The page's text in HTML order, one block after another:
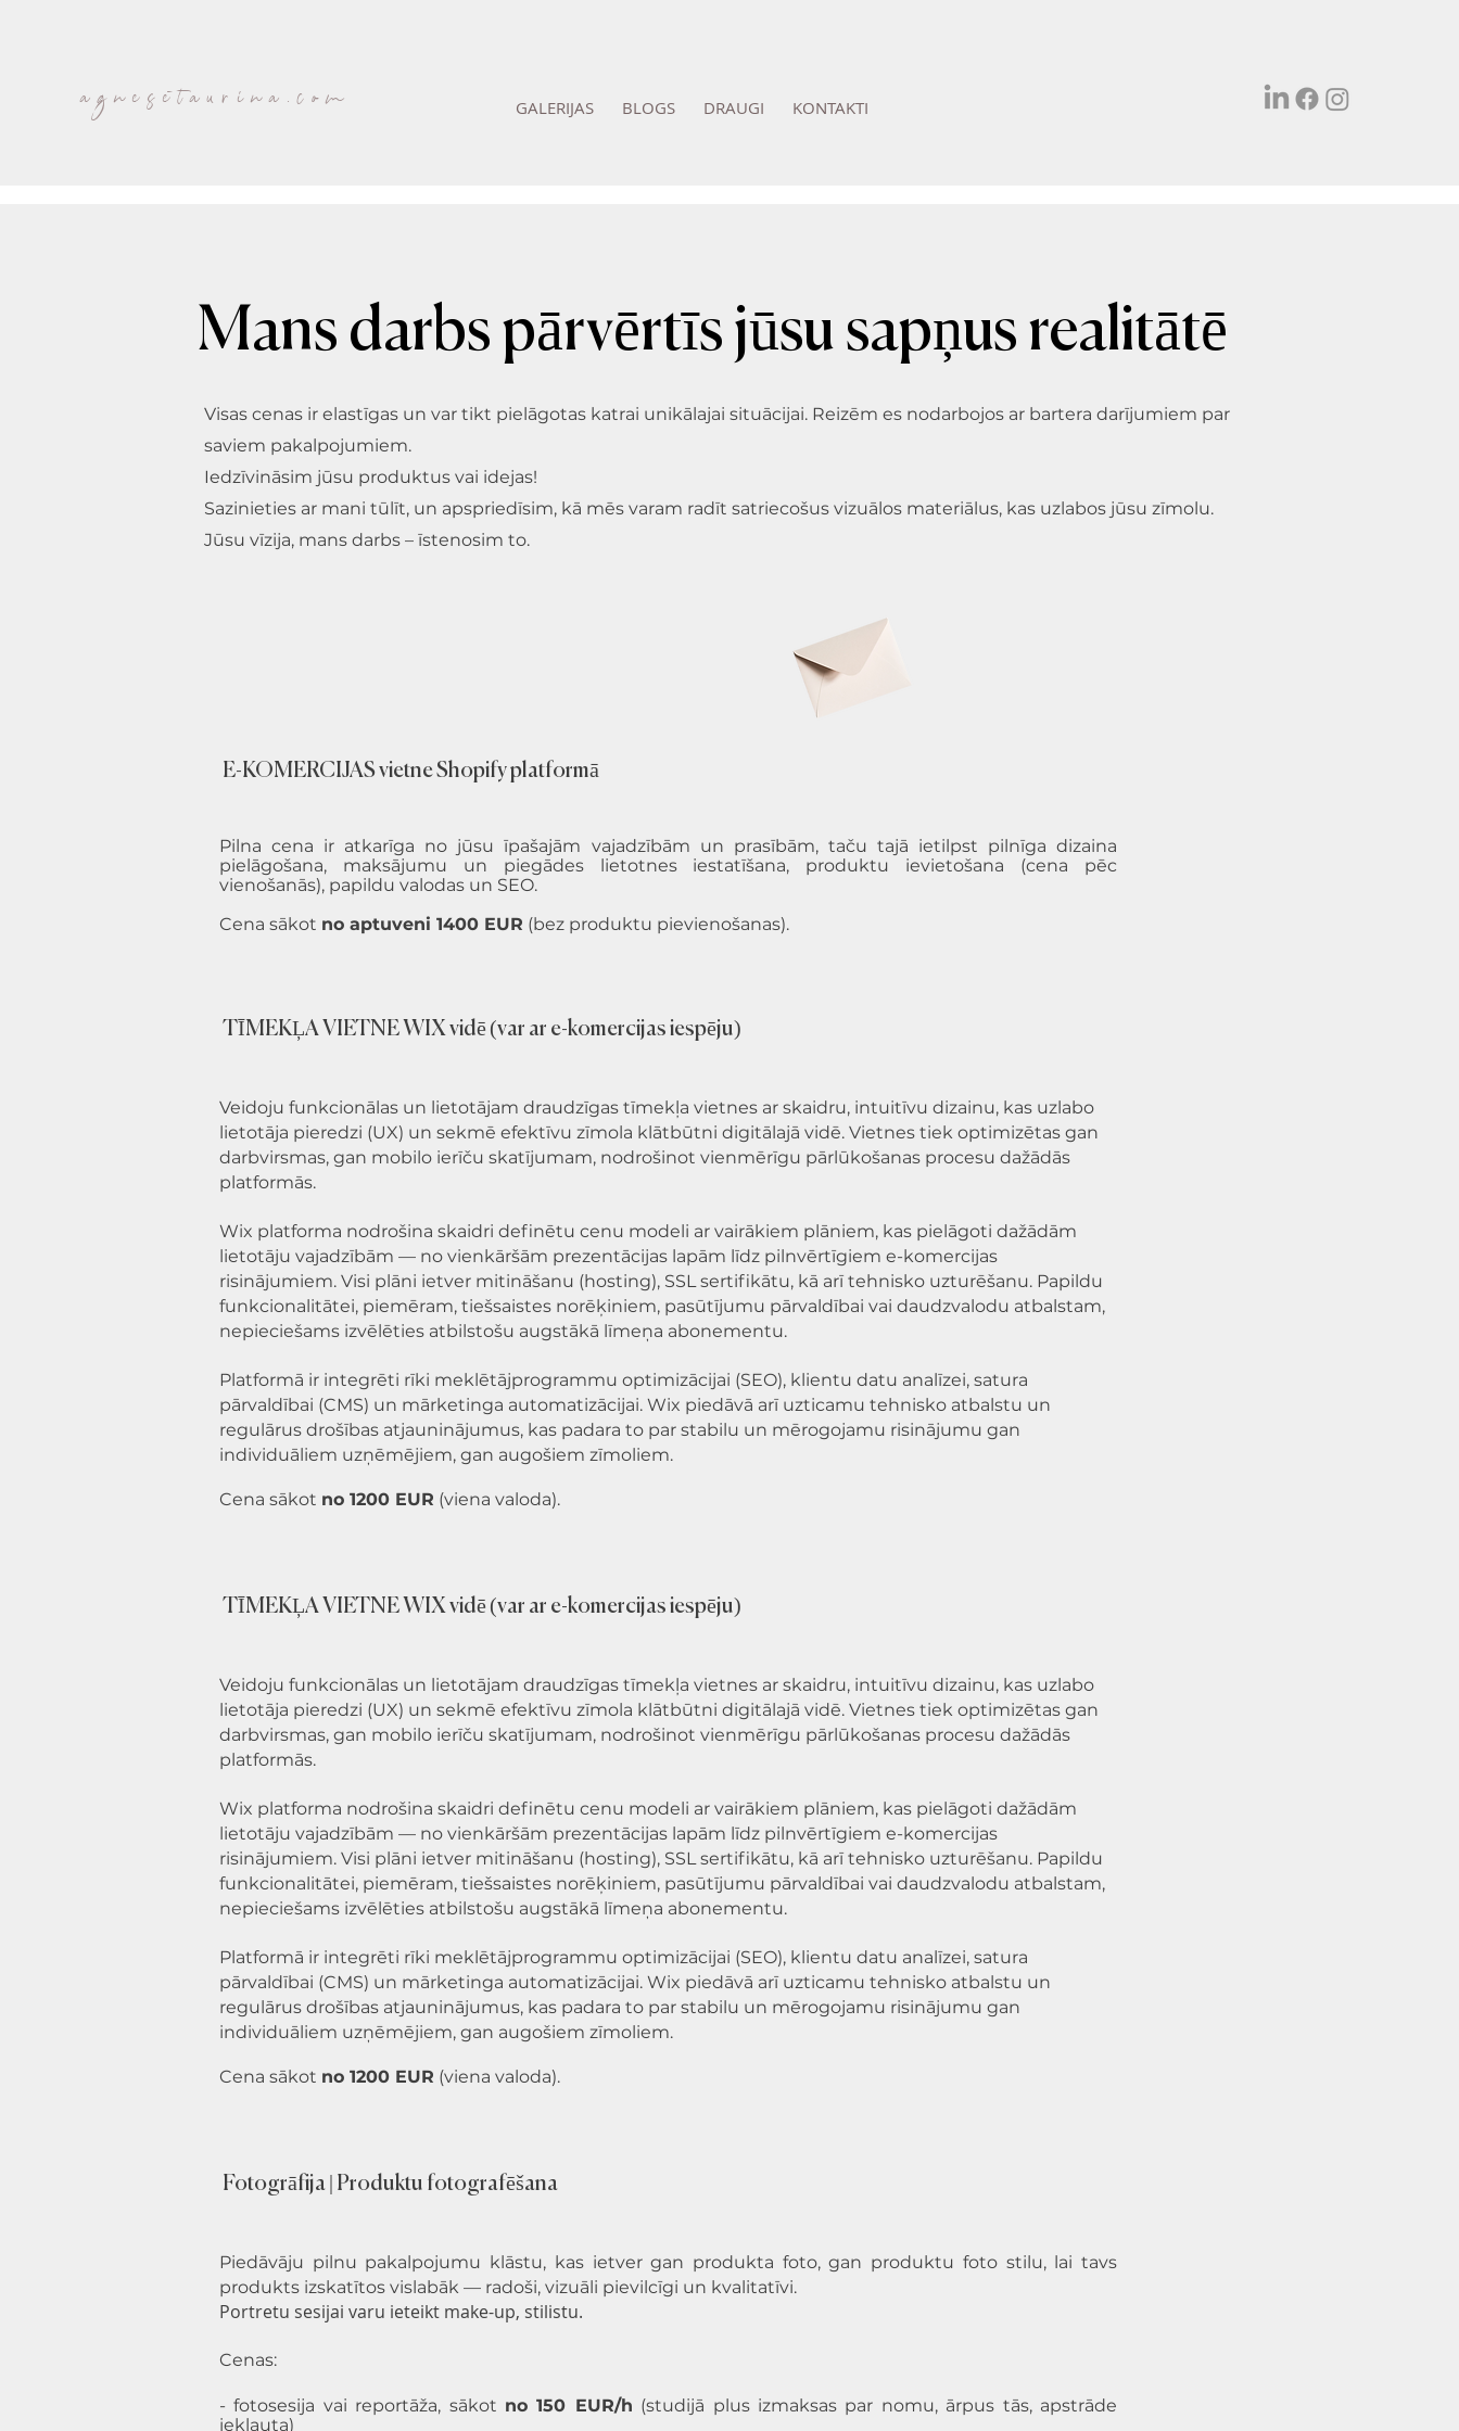
agnesetaurina.com GALERIJAS BLOGS DRAUGI KONTAKTI
Mans darbs pārvērtīs jūsu sapņus realitātē
Visas cenas ir elastīgas un var tikt pielāgotas katrai unikālajai situācijai. Reizēm es nodarbojos ar bartera darījumiem par
saviem pakalpojumiem.
Iedzīvināsim jūsu produktus vai idejas!
Sazinieties ar mani tūlīt, un apspriedīsim, kā mēs varam radīt satriecošus vizuālos materiālus, kas uzlabos jūsu zīmolu.
Jūsu vīzija, mans darbs – īstenosim to.
E-KOMERCIJAS vietne Shopify platformā
Pilna cena ir atkarīga no jūsu īpašajām vajadzībām un prasībām, taču tajā ietilpst pilnīga dizaina
pielāgošana, maksājumu un piegādes lietotnes iestatīšana, produktu ievietošana (cena pēc
vienošanās), papildu valodas un SEO.
Cena sākot no aptuveni 1400 EUR (bez produktu pievienošanas).
TĪMEKĻA VIETNE WIX vidē (var ar e-komercijas iespēju)
Veidoju funkcionālas un lietotājam draudzīgas tīmekļa vietnes ar skaidru, intuitīvu dizainu, kas uzlabo
lietotāja pieredzi (UX) un sekmē efektīvu zīmola klātbūtni digitālajā vidē. Vietnes tiek optimizētas gan
darbvirsmas, gan mobilo ierīču skatījumam, nodrošinot vienmērīgu pārlūkošanas procesu dažādās
platformās.
Wix platforma nodrošina skaidri definētu cenu modeli ar vairākiem plāniem, kas pielāgoti dažādām
lietotāju vajadzībām — no vienkāršām prezentācijas lapām līdz pilnvērtīgiem e-komercijas
risinājumiem. Visi plāni ietver mitināšanu (hosting), SSL sertifikātu, kā arī tehnisko uzturēšanu. Papildu
funkcionalitātei, piemēram, tiešsaistes norēķiniem, pasūtījumu pārvaldībai vai daudzvalodu atbalstam,
nepieciešams izvēlēties atbilstošu augstākā līmeņa abonementu.
Platformā ir integrēti rīki meklētājprogrammu optimizācijai (SEO), klientu datu analīzei, satura
pārvaldībai (CMS) un mārketinga automatizācijai. Wix piedāvā arī uzticamu tehnisko atbalstu un
regulārus drošības atjauninājumus, kas padara to par stabilu un mērogojamu risinājumu gan
individuāliem uzņēmējiem, gan augošiem zīmoliem.
Cena sākot no 1200 EUR (viena valoda).
TĪMEKĻA VIETNE WIX vidē (var ar e-komercijas iespēju)
Veidoju funkcionālas un lietotājam draudzīgas tīmekļa vietnes ar skaidru, intuitīvu dizainu, kas uzlabo
lietotāja pieredzi (UX) un sekmē efektīvu zīmola klātbūtni digitālajā vidē. Vietnes tiek optimizētas gan
darbvirsmas, gan mobilo ierīču skatījumam, nodrošinot vienmērīgu pārlūkošanas procesu dažādās
platformās.
Wix platforma nodrošina skaidri definētu cenu modeli ar vairākiem plāniem, kas pielāgoti dažādām
lietotāju vajadzībām — no vienkāršām prezentācijas lapām līdz pilnvērtīgiem e-komercijas
risinājumiem. Visi plāni ietver mitināšanu (hosting), SSL sertifikātu, kā arī tehnisko uzturēšanu. Papildu
funkcionalitātei, piemēram, tiešsaistes norēķiniem, pasūtījumu pārvaldībai vai daudzvalodu atbalstam,
nepieciešams izvēlēties atbilstošu augstākā līmeņa abonementu.
Platformā ir integrēti rīki meklētājprogrammu optimizācijai (SEO), klientu datu analīzei, satura
pārvaldībai (CMS) un mārketinga automatizācijai. Wix piedāvā arī uzticamu tehnisko atbalstu un
regulārus drošības atjauninājumus, kas padara to par stabilu un mērogojamu risinājumu gan
individuāliem uzņēmējiem, gan augošiem zīmoliem.
Cena sākot no 1200 EUR (viena valoda).
Fotogrāfija | Produktu fotografēšana
Piedāvāju pilnu pakalpojumu klāstu, kas ietver gan produkta foto, gan produktu foto stilu, lai tavs
produkts izskatītos vislabāk — radoši, vizuāli pievilcīgi un kvalitatīvi.
Portretu sesijai varu ieteikt make-up, stilistu.
Cenas:
- fotosesija vai reportāža, sākot no 150 EUR/h (studijā plus izmaksas par nomu, ārpus tās, apstrāde
iekļauta)